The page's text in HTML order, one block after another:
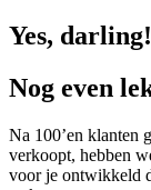
Yes, darling!
Nog even
Na 100’en klanten
verkoopt, hebben
voor je ontwikkeld